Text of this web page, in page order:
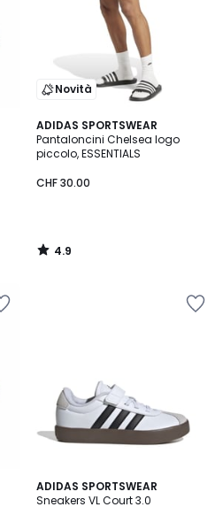
Novità
ADIDAS SPORTSWEAR
Pantaloncini Chelsea logo
piccolo, ESSENTIALS
CHF 30.00
4.9
/ 5
4.9
/
ADIDAS SPORTSWEAR
Sneakers VL Court 3.0
4.8
/ 5
3